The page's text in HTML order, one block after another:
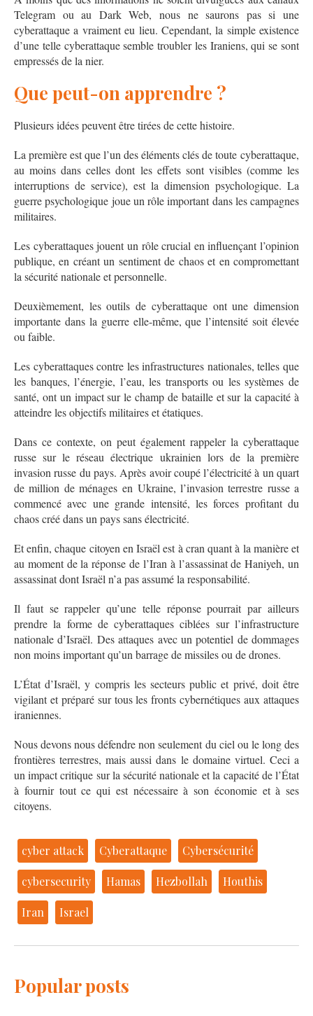
Telegram ou au Dark Web, nous ne saurons pas si une
cyberattaque a vraiment eu lieu. Cependant, la simple existence
d’une telle cyberattaque semble troubler les Iraniens, qui se sont
empressés de la nier.
Que peut-on apprendre ?
Plusieurs idées peuvent être tirées de cette histoire.
La première est que l’un des éléments clés de toute cyberattaque,
au moins dans celles dont les effets sont visibles (comme les
interruptions de service), est la dimension psychologique. La
guerre psychologique joue un rôle important dans les campagnes
militaires.
Les cyberattaques jouent un rôle crucial en influençant l’opinion
publique, en créant un sentiment de chaos et en compromettant
la sécurité nationale et personnelle.
Deuxièmement, les outils de cyberattaque ont une dimension
importante dans la guerre elle-même, que l’intensité soit élevée
ou faible.
Les cyberattaques contre les infrastructures nationales, telles que
les banques, l’énergie, l’eau, les transports ou les systèmes de
santé, ont un impact sur le champ de bataille et sur la capacité à
atteindre les objectifs militaires et étatiques.
Dans ce contexte, on peut également rappeler la cyberattaque
russe sur le réseau électrique ukrainien lors de la première
invasion russe du pays. Après avoir coupé l’électricité à un quart
de million de ménages en Ukraine, l’invasion terrestre russe a
commencé avec une grande intensité, les forces profitant du
chaos créé dans un pays sans électricité.
Et enfin, chaque citoyen en Israël est à cran quant à la manière et
au moment de la réponse de l’Iran à l’assassinat de Haniyeh, un
assassinat dont Israël n’a pas assumé la responsabilité.
Il faut se rappeler qu’une telle réponse pourrait par ailleurs
prendre la forme de cyberattaques ciblées sur l’infrastructure
nationale d’Israël. Des attaques avec un potentiel de dommages
non moins important qu’un barrage de missiles ou de drones.
L’État d’Israël, y compris les secteurs public et privé, doit être
vigilant et préparé sur tous les fronts cybernétiques aux attaques
iraniennes.
Nous devons nous défendre non seulement du ciel ou le long des
frontières terrestres, mais aussi dans le domaine virtuel. Ceci a
un impact critique sur la sécurité nationale et la capacité de l’État
à fournir tout ce qui est nécessaire à son économie et à ses
citoyens.
cyber attack Cyberattaque Cybersécurité
cybersecurity Hamas Hezbollah Houthis
Iran Israel
Popular posts